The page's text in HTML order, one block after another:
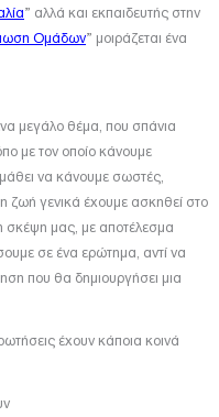
” αλλά και εκπαιδευτής στην
Ομάδων” μοιράζεται ένα
μεγάλο θέμα, που σπάνια
με τον οποίο κάνουμε
μάθει να κάνουμε σωστές,
ζωή γενικά έχουμε ασκηθεί στο
σκέψη μας, με αποτέλεσμα
σε ένα ερώτημα, αντί να
που θα δημιουργήσει μια
έχουν κάποια κοινά